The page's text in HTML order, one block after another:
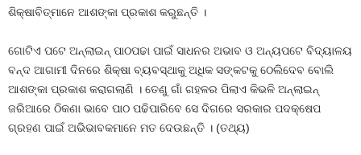
ଶିକ୍ଷାବିତ୍‍ମାନେ ଆଶଙ୍କା ପ୍ରକାଶ କରୁଛନ୍ତି ।
ଗୋଟିଏ ପଟେ ଅନ୍‍ଲାଇନ୍‍ ପାଠପଢା ପାଇଁ ସାଧନର ଅଭାବ ଓ ଅନ୍ୟପଟେ ବିଦ୍ୟାଳୟ
ବନ୍ଦ ଆଗାମୀ ଦିନରେ ଶିକ୍ଷା ବ୍ୟବସ୍ଥାକୁ ଅଧିକ ସଙ୍କଟକୁ ଠେଲିଦେବ ବୋଲି
ଆଶଙ୍କା ପ୍ରକାଶ କରାଗଲାଣି । ତେଣୁ ଗାଁ ଗହଳର ପିଲାଏ କିଭଳି ଅନ୍‍ଲାଇନ୍‍
ଜରିଆରେ ଠିକଣା ଭାବେ ପାଠ ପଢିପାରିବେ ସେ ଦିଗରେ ସରକାର ପଦକ୍ଷେପ
ଗ୍ରହଣ ପାଇଁ ଅଭିଭାବକମାନେ ମତ ଦେଉଛନ୍ତି । (ତଥ୍ୟ)